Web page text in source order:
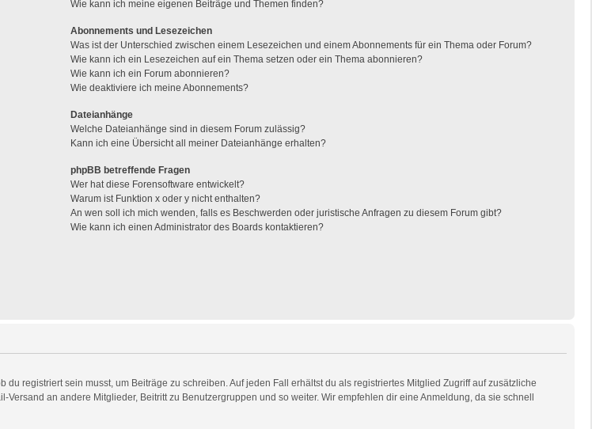
Wie kann ich meine eigenen Beiträge und Themen finden?
Abonnements und Lesezeichen
Was ist der Unterschied zwischen einem Lesezeichen und einem Abonnements für ein Thema oder Forum?
Wie kann ich ein Lesezeichen auf ein Thema setzen oder ein Thema abonnieren?
Wie kann ich ein Forum abonnieren?
Wie deaktiviere ich meine Abonnements?
Dateianhänge
Welche Dateianhänge sind in diesem Forum zulässig?
Kann ich eine Übersicht all meiner Dateianhänge erhalten?
phpBB betreffende Fragen
Wer hat diese Forensoftware entwickelt?
Warum ist Funktion x oder y nicht enthalten?
An wen soll ich mich wenden, falls es Beschwerden oder juristische Anfragen zu diesem Forum gibt?
Wie kann ich einen Administrator des Boards kontaktieren?
registriert sein musst, um Beiträge zu schreiben. Auf jeden Fall erhältst du als registriertes Mitglied Zugriff auf zusätzliche
an andere Mitglieder, Beitritt zu Benutzergruppen und so weiter. Wir empfehlen dir eine Anmeldung, da sie schnell